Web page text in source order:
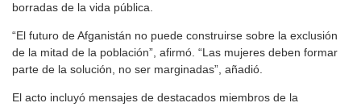
borradas de la vida pública.
“El futuro de Afganistán no puede construirse sobre la exclusión
de la mitad de la población”, afirmó. “Las mujeres deben formar
parte de la solución, no ser marginadas”, añadió.
El acto incluyó mensajes de destacados miembros de la